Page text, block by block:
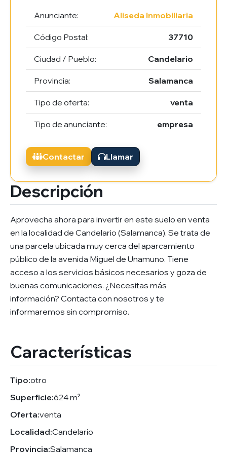
Descripción
Aprovecha ahora para invertir en este suelo en venta
en la localidad de Candelario (Salamanca). Se trata de
una parcela ubicada muy cerca del aparcamiento
público de la avenida Miguel de Unamuno. Tiene
acceso a los servicios básicos necesarios y goza de
buenas comunicaciones. ¿Necesitas más
información? Contacta con nosotros y te
informaremos sin compromiso.
Características
Tipo:otro
Superficie:624 m²
Oferta:venta
Localidad:Candelario
Provincia:Salamanca
Anunciante: Aliseda Inmobiliaria
Código Postal: 37710
Ciudad / Pueblo: Candelario
Provincia: Salamanca
Tipo de oferta: venta
Tipo de anunciante: empresa
Contactar Llamar